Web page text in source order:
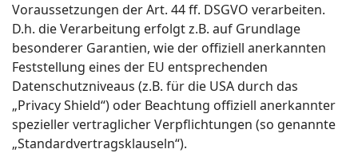
Voraussetzungen der Art. 44 ff. DSGVO verarbeiten.
D.h. die Verarbeitung erfolgt z.B. auf Grundlage
besonderer Garantien, wie der offiziell anerkannten
Feststellung eines der EU entsprechenden
Datenschutzniveaus (z.B. für die USA durch das
„Privacy Shield“) oder Beachtung offiziell anerkannter
spezieller vertraglicher Verpflichtungen (so genannte
„Standardvertragsklauseln“).